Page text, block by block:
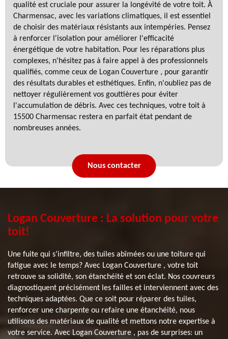
qualité est cruciale pour assurer la longévité de votre toit. À
Charmensac, avec les variations climatiques, il est essentiel
de choisir des matériaux résistants aux intempéries. Pensez
à renforcer l'isolation pour améliorer l'efficacité
énergétique de votre habitation. Pour les réparations plus
complexes, n'hésitez pas à faire appel à des professionnels
qualifiés, comme ceux de Logan Couverture , pour garantir
des résultats durables et esthétiques. Enfin, n'oubliez pas de
nettoyer régulièrement vos gouttières pour éviter
l'accumulation de débris. Avec ces techniques, votre toit à
15500 Charmensac restera en parfait état pendant de
nombreuses années.
Nous contacter
Logan Couverture : La solution pour votre
toit!
Une fuite qui s’infiltre, des tuiles abîmées ou une toiture qui
fatigue avec le temps? Avec Logan Couverture , votre toit
retrouve sa solidité, son étanchéité et son éclat. Nos couvreurs
diagnostiquent précisément les failles et interviennent avec des
techniques adaptées. Que ce soit pour réparer des tuiles,
renforcer une charpente ou refaire une étanchéité, nous
utilisons des matériaux de qualité et mettons notre expertise à
votre service. Avec Logan Couverture , pas de surprises: un